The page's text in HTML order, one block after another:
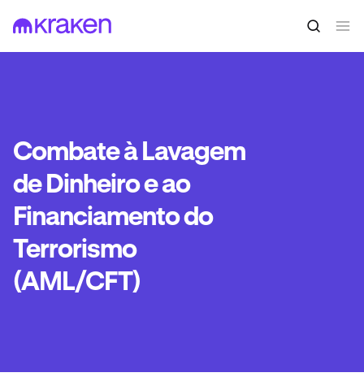
Combate à Lavagem
de Dinheiro e ao
Financiamento do
Terrorismo
(AML/CFT)